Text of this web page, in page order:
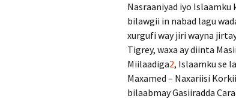
Nasraaniyad iyo Islaamku
bilawgii in nabad lagu
xurgufi way jiri wayna
Tigrey, waxa ay diinta
Miilaadiga2, Islaamku se
Maxamed – Naxariisi
bilaabmay Gasiiradda